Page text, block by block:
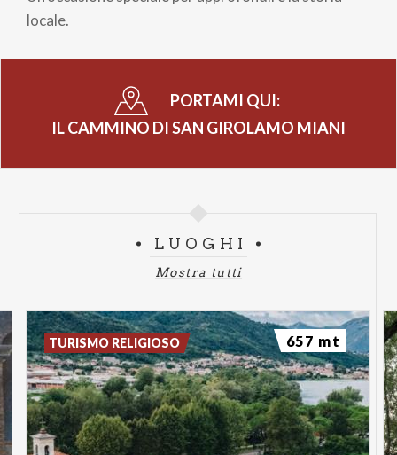
locale.
PORTAMI QUI:
IL CAMMINO DI SAN GIROLAMO MIANI
LUOGHI
Mostra tutti
TURISMO RELIGIOSO 657 mt